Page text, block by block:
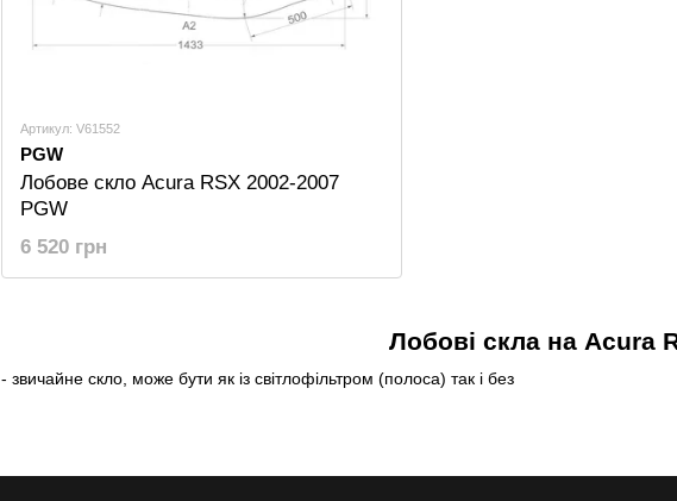
Лобові скла на Acura
- звичайне скло, може бути як із світлофільтром (полоса) так і без
Артикул: V61552
PGW
Лобове скло Acura RSX 2002-2007
PGW
6 520 грн